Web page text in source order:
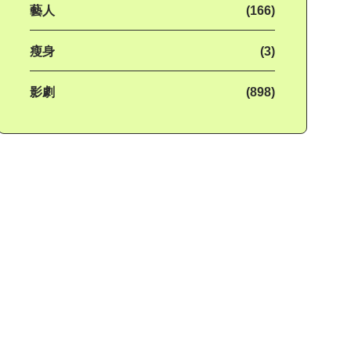
藝人 (166)
瘦身 (3)
影劇 (898)